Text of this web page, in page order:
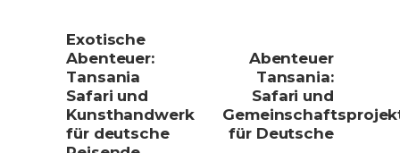
Exotische
Abenteuer:
Tansania
Safari und
Kunsthandwerk
für deutsche
Abenteuer
Tansania:
Safari und
für Deutsche